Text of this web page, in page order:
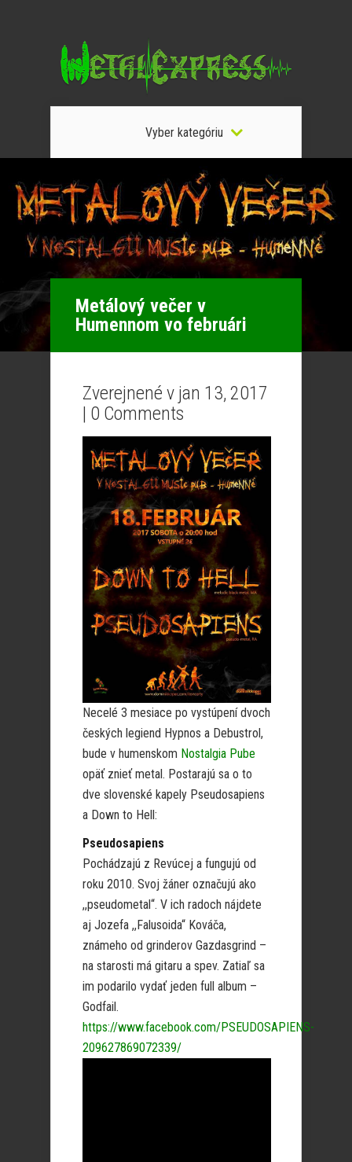
Vyber kategóriu
Metálový večer v
Humennom vo februári
Zverejnené v jan 13, 2017
| 0 Comments
Necelé 3 mesiace po vystúpení dvoch
českých legiend Hypnos a Debustrol,
bude v humenskom Nostalgia Pube
opäť znieť metal. Postarajú sa o to
dve slovenské kapely Pseudosapiens
a Down to Hell:
Pseudosapiens
Pochádzajú z Revúcej a fungujú od
roku 2010. Svoj žáner označujú ako
,,pseudometal“. V ich radoch nájdete
aj Jozefa ,,Falusoida“ Kováča,
známeho od grinderov Gazdasgrind –
na starosti má gitaru a spev. Zatiaľ sa
im podarilo vydať jeden full album –
Godfail.
https://www.facebook.com/PSEUDOSAPIENS-
209627869072339/